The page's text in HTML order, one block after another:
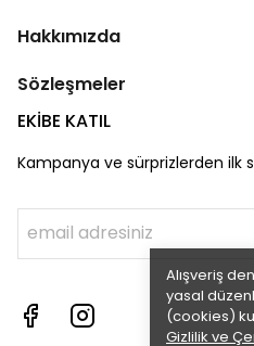
Alışveriş
yasal
(cookies)
Gizlilik ve
Hakkımızda
Sözleşmeler
EKİBE KATIL
Kampanya ve sürprizlerden ilk